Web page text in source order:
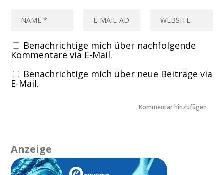
Benachrichtige mich über nachfolgende
Kommentare via E-Mail.
Benachrichtige mich über neue Beiträge via
E-Mail.
Anzeige